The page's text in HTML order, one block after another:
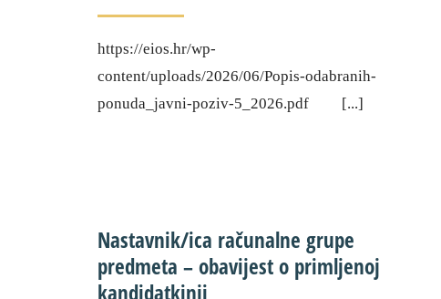
https://eios.hr/wp-
content/uploads/2026/06/Popis-odabranih-
ponuda_javni-poziv-5_2026.pdf [...]
Nastavnik/ica računalne grupe
predmeta – obavijest o primljenoj
kandidatkinji